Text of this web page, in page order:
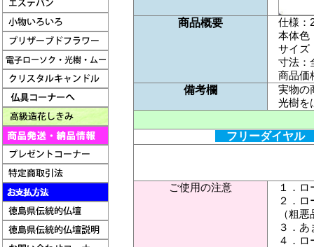
商品概要
仕様：
本体色
サイズ
寸法：
商品価
備考欄
実物の
光樹を
フリーダイヤ
ご使用の注意
１．
２．
（粗
３．
４．